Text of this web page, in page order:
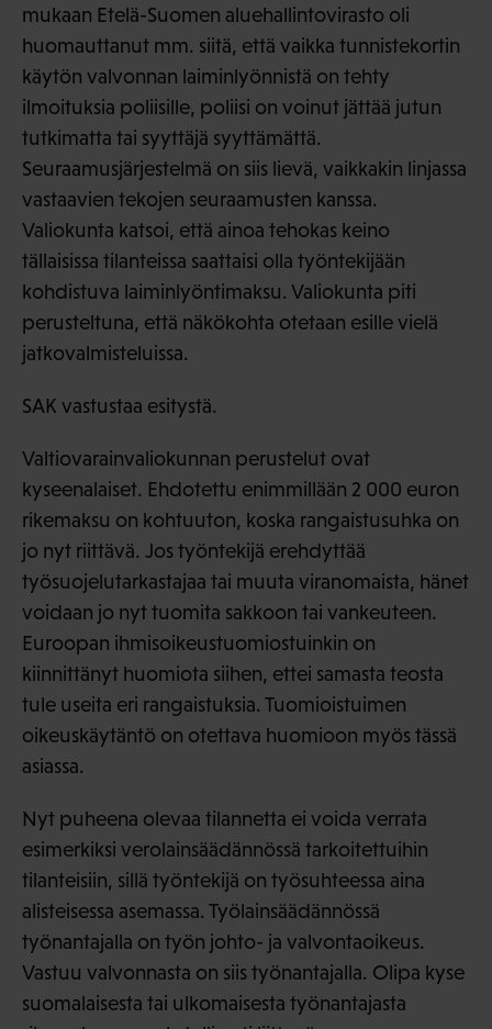
mukaan Etelä-Suomen aluehallintovirasto oli
huomauttanut mm. siitä, että vaikka tunnistekortin
käytön valvonnan laiminlyönnistä on tehty
ilmoituksia poliisille, poliisi on voinut jättää jutun
tutkimatta tai syyttäjä syyttämättä.
Seuraamusjärjestelmä on siis lievä, vaikkakin linjassa
vastaavien tekojen seuraamusten kanssa.
Valiokunta katsoi, että ainoa tehokas keino
tällaisissa tilanteissa saattaisi olla työntekijään
kohdistuva laiminlyöntimaksu. Valiokunta piti
perusteltuna, että näkökohta otetaan esille vielä
jatkovalmisteluissa.
SAK vastustaa esitystä.
Valtiovarainvaliokunnan perustelut ovat
kyseenalaiset. Ehdotettu enimmillään 2 000 euron
rikemaksu on kohtuuton, koska rangaistusuhka on
jo nyt riittävä. Jos työntekijä erehdyttää
työsuojelutarkastajaa tai muuta viranomaista, hänet
voidaan jo nyt tuomita sakkoon tai vankeuteen.
Euroopan ihmisoikeustuomiostuinkin on
kiinnittänyt huomiota siihen, ettei samasta teosta
tule useita eri rangaistuksia. Tuomioistuimen
oikeuskäytäntö on otettava huomioon myös tässä
asiassa.
Nyt puheena olevaa tilannetta ei voida verrata
esimerkiksi verolainsäädännössä tarkoitettuihin
tilanteisiin, sillä työntekijä on työsuhteessa aina
alisteisessa asemassa. Työlainsäädännössä
työnantajalla on työn johto- ja valvontaoikeus.
Vastuu valvonnasta on siis työnantajalla. Olipa kyse
suomalaisesta tai ulkomaisesta työnantajasta